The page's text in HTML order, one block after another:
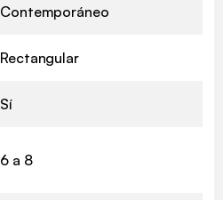
Contemporáneo
Rectangular
Sí
6 a 8